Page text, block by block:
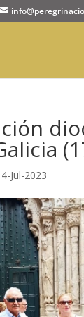
Jul-2023